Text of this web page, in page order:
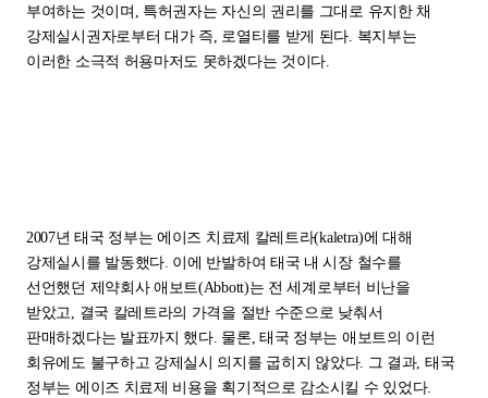
부여하는 것이며, 특허권자는 자신의 권리를 그대로 유지한 채
강제실시권자로부터 대가 즉, 로열티를 받게 된다. 복지부는
이러한 소극적 허용마저도 못하겠다는 것이다.
2007년 태국 정부는 에이즈 치료제 칼레트라(kaletra)에 대해
강제실시를 발동했다. 이에 반발하여 태국 내 시장 철수를
선언했던 제약회사 애보트(Abbott)는 전 세계로부터 비난을
받았고, 결국 칼레트라의 가격을 절반 수준으로 낮춰서
판매하겠다는 발표까지 했다. 물론, 태국 정부는 애보트의 이런
회유에도 불구하고 강제실시 의지를 굽히지 않았다. 그 결과, 태국
정부는 에이즈 치료제 비용을 획기적으로 감소시킬 수 있었다.